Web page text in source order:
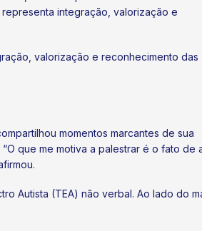
integração, valorização e
valorização e reconhecimento das
momentos marcantes de sua
que me motiva a palestrar é o fato de
Autista (TEA) não verbal. Ao lado do